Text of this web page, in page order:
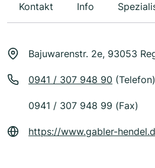
Kontakt Info
Bajuwarenstr. 2e, 93053
0941 / 307 948 90 (Telefon)
0941 / 307 948 99 (Fax)
https://www.gabler-